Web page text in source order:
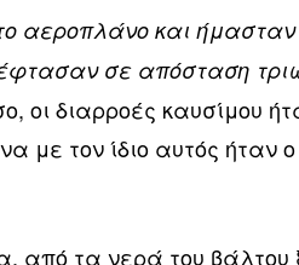
αεροπλάνο και ήμασταν
σε απόσταση
οι διαρροές καυσίμου
τον ίδιο αυτός ήταν
από τα νερά του